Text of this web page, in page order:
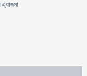
এ্যাজমা